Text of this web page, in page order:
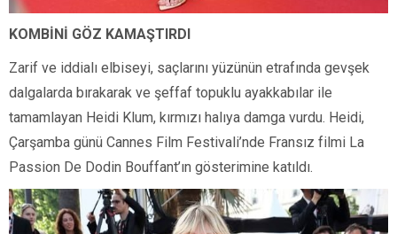
KOMBİNİ GÖZ KAMAŞTIRDI
Zarif ve iddialı elbiseyi, saçlarını yüzünün etrafında gevşek
dalgalarda bırakarak ve şeffaf topuklu ayakkabılar ile
tamamlayan Heidi Klum, kırmızı halıya damga vurdu. Heidi,
Çarşamba günü Cannes Film Festivali’nde Fransız filmi La
Passion De Dodin Bouffant’ın gösterimine katıldı.